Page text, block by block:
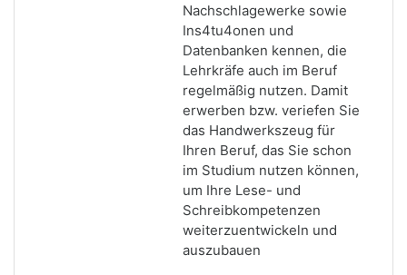
Nachschlagewerke sowie
Ins4tu4onen und
Datenbanken kennen, die
Lehrkräfe auch im Beruf
regelmäßig nutzen. Damit
erwerben bzw. veriefen Sie
das Handwerkszeug für
Ihren Beruf, das Sie schon
im Studium nutzen können,
um Ihre Lese- und
Schreibkompetenzen
weiterzuentwickeln und
auszubauen